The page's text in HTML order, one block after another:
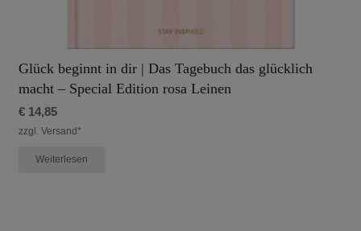
Glück beginnt in dir | Das Tagebuch das glücklich
macht – Special Edition rosa Leinen
€14,85
zzgl. Versand*
Weiterlesen